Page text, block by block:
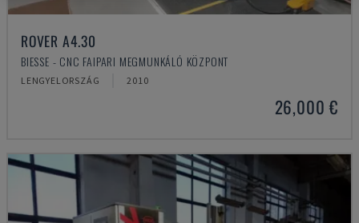
ROVER A4.30
BIESSE - CNC FAIPARI MEGMUNKÁLÓ KÖZPONT
LENGYELORSZÁG 2010
26,000 €